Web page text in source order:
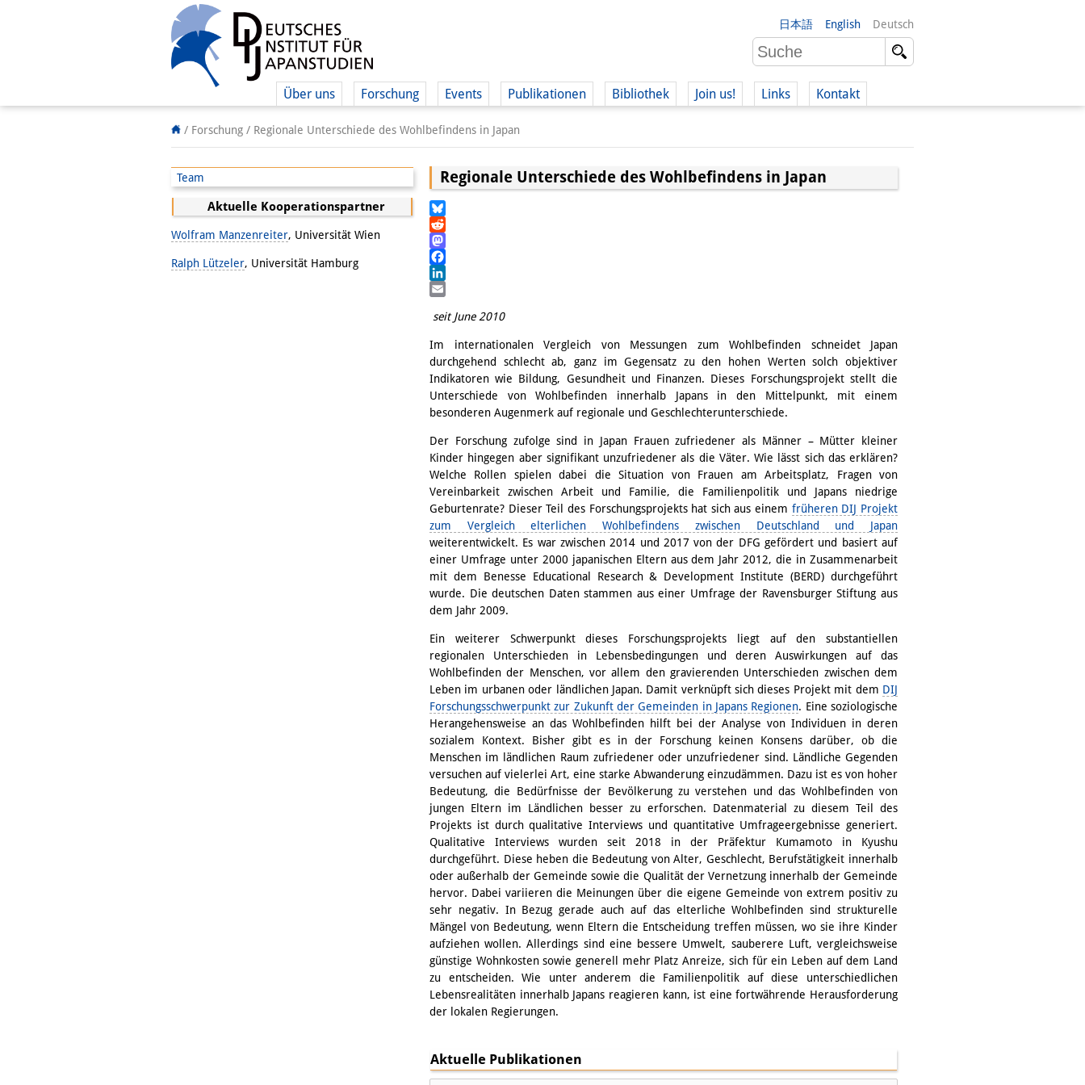
日本語 English Deutsch
Über uns Forschung Events Publikationen Bibliothek Join us! Links Kontakt
/ Forschung / Regionale Unterschiede des Wohlbefindens in Japan
Team
Aktuelle Kooperationspartner
Wolfram Manzenreiter, Universität Wien
Ralph Lützeler, Universität Hamburg
Regionale Unterschiede des Wohlbefindens in Japan
Bluesky
Reddit
Mastodon
Facebook
LinkedIn
seit June 2010
Im internationalen Vergleich von Messungen zum Wohlbefinden schneidet Japan
durchgehend schlecht ab, ganz im Gegensatz zu den hohen Werten solch objektiver
Indikatoren wie Bildung, Gesundheit und Finanzen. Dieses Forschungsprojekt stellt die
Unterschiede von Wohlbefinden innerhalb Japans in den Mittelpunkt, mit einem
besonderen Augenmerk auf regionale und Geschlechterunterschiede.
Der Forschung zufolge sind in Japan Frauen zufriedener als Männer – Mütter kleiner
Kinder hingegen aber signifikant unzufriedener als die Väter. Wie lässt sich das erklären?
Welche Rollen spielen dabei die Situation von Frauen am Arbeitsplatz, Fragen von
Vereinbarkeit zwischen Arbeit und Familie, die Familienpolitik und Japans niedrige
Geburtenrate? Dieser Teil des Forschungsprojekts hat sich aus einem früheren DIJ Projekt
zum Vergleich elterlichen Wohlbefindens zwischen Deutschland und Japan
weiterentwickelt. Es war zwischen 2014 und 2017 von der DFG gefördert und basiert auf
einer Umfrage unter 2000 japanischen Eltern aus dem Jahr 2012, die in Zusammenarbeit
mit dem Benesse Educational Research & Development Institute (BERD) durchgeführt
wurde. Die deutschen Daten stammen aus einer Umfrage der Ravensburger Stiftung aus
dem Jahr 2009.
Ein weiterer Schwerpunkt dieses Forschungsprojekts liegt auf den substantiellen
regionalen Unterschieden in Lebensbedingungen und deren Auswirkungen auf das
Wohlbefinden der Menschen, vor allem den gravierenden Unterschieden zwischen dem
Leben im urbanen oder ländlichen Japan. Damit verknüpft sich dieses Projekt mit dem DIJ
Forschungsschwerpunkt zur Zukunft der Gemeinden in Japans Regionen. Eine soziologische
Herangehensweise an das Wohlbefinden hilft bei der Analyse von Individuen in deren
sozialem Kontext. Bisher gibt es in der Forschung keinen Konsens darüber, ob die
Menschen im ländlichen Raum zufriedener oder unzufriedener sind. Ländliche Gegenden
versuchen auf vielerlei Art, eine starke Abwanderung einzudämmen. Dazu ist es von hoher
Bedeutung, die Bedürfnisse der Bevölkerung zu verstehen und das Wohlbefinden von
jungen Eltern im Ländlichen besser zu erforschen. Datenmaterial zu diesem Teil des
Projekts ist durch qualitative Interviews und quantitative Umfrageergebnisse generiert.
Qualitative Interviews wurden seit 2018 in der Präfektur Kumamoto in Kyushu
durchgeführt. Diese heben die Bedeutung von Alter, Geschlecht, Berufstätigkeit innerhalb
oder außerhalb der Gemeinde sowie die Qualität der Vernetzung innerhalb der Gemeinde
hervor. Dabei variieren die Meinungen über die eigene Gemeinde von extrem positiv zu
sehr negativ. In Bezug gerade auch auf das elterliche Wohlbefinden sind strukturelle
Mängel von Bedeutung, wenn Eltern die Entscheidung treffen müssen, wo sie ihre Kinder
aufziehen wollen. Allerdings sind eine bessere Umwelt, sauberere Luft, vergleichsweise
günstige Wohnkosten sowie generell mehr Platz Anreize, sich für ein Leben auf dem Land
zu entscheiden. Wie unter anderem die Familienpolitik auf diese unterschiedlichen
Lebensrealitäten innerhalb Japans reagieren kann, ist eine fortwährende Herausforderung
der lokalen Regierungen.
Aktuelle Publikationen